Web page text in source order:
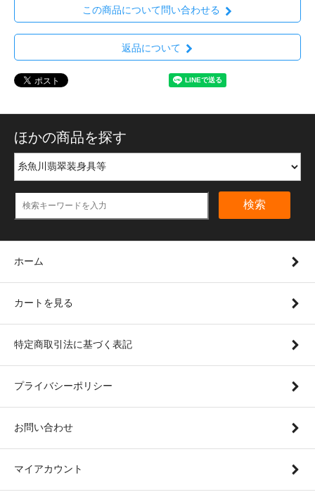
この商品について問い合わせる
返品について
ほかの商品を探す
検索
ホーム
カートを見る
特定商取引法に基づく表記
プライバシーポリシー
お問い合わせ
マイアカウント